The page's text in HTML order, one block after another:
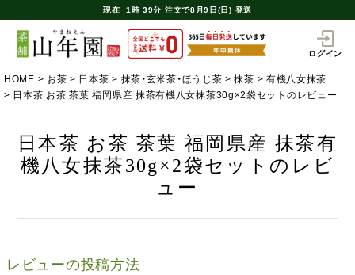
現在 1時 39分 注文で8月9日(日) 発送
ログイン
HOME お茶 日本茶 抹茶・玄米茶・ほうじ茶 抹茶
有機八女抹茶
日本茶 お茶 茶葉 福岡県産 抹茶有機八女抹茶30g×2袋セットのレビュー
日本茶 お茶 茶葉 福岡県産 抹茶有
機八女抹茶30g×2袋セットのレビ
ュー
レビューの投稿方法